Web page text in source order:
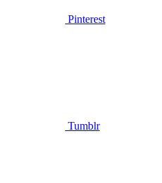
Pinterest
Tumblr